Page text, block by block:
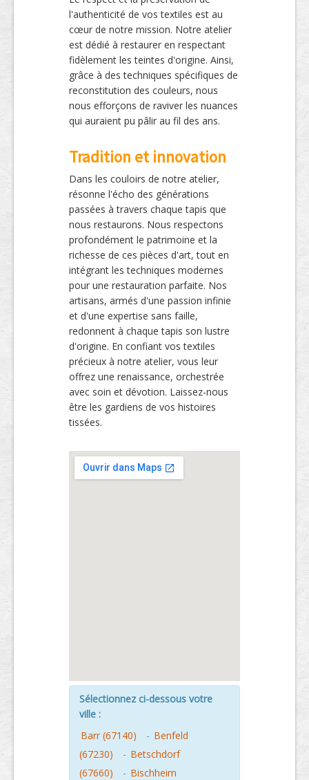
l'authenticité de vos textiles est au
cœur de notre mission. Notre atelier
est dédié à restaurer en respectant
fidèlement les teintes d'origine. Ainsi,
grâce à des techniques spécifiques de
reconstitution des couleurs, nous
nous efforçons de raviver les nuances
qui auraient pu pâlir au fil des ans.
Tradition et innovation
Dans les couloirs de notre atelier,
résonne l'écho des générations
passées à travers chaque tapis que
nous restaurons. Nous respectons
profondément le patrimoine et la
richesse de ces pièces d'art, tout en
intégrant les techniques modernes
pour une restauration parfaite. Nos
artisans, armés d'une passion infinie
et d'une expertise sans faille,
redonnent à chaque tapis son lustre
d'origine. En confiant vos textiles
précieux à notre atelier, vous leur
offrez une renaissance, orchestrée
avec soin et dévotion. Laissez-nous
être les gardiens de vos histoires
tissées.
Sélectionnez ci-dessous votre
ville :
Barr (67140)
- Benfeld
(67230)
- Betschdorf
(67660)
- Bischheim